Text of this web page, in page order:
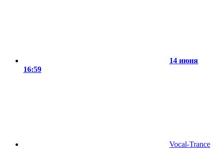
14 июня
16:59
Vocal-Trance